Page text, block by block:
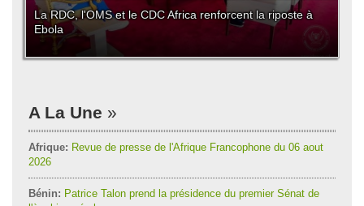
La RDC, l'OMS et le CDC Africa renforcent la riposte à
Ebola
A La Une
Afrique: Revue de presse de l'Afrique Francophone du 06 aout
2026
Bénin: Patrice Talon prend la présidence du premier Sénat de